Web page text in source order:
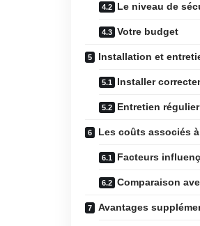
Le niveau de
Votre budget
Installation et
Installer
Entretien régulier
Les coûts associés
Facteurs
Comparaison
Avantages